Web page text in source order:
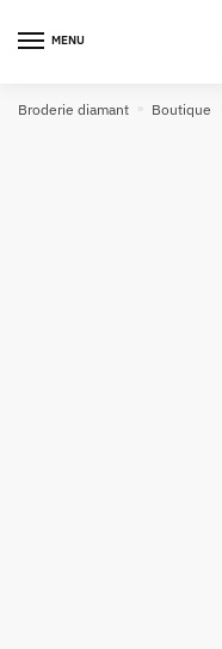
MENU
Broderie diamant » Boutique